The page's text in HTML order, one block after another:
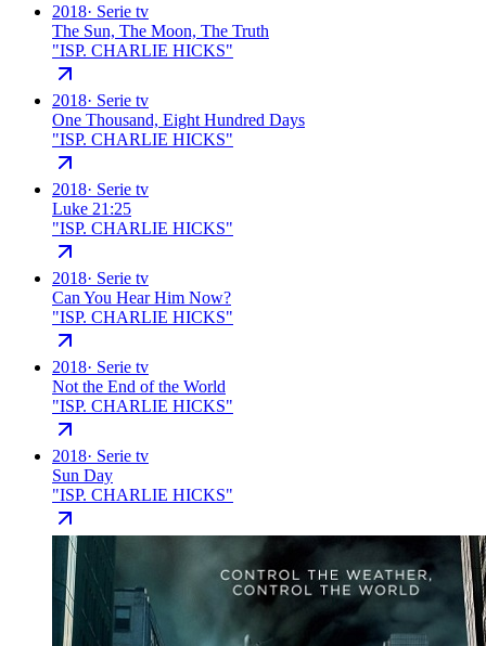
2018· Serie tv
The Sun, The Moon, The Truth
"ISP. CHARLIE HICKS"
2018· Serie tv
One Thousand, Eight Hundred Days
"ISP. CHARLIE HICKS"
2018· Serie tv
Luke 21:25
"ISP. CHARLIE HICKS"
2018· Serie tv
Can You Hear Him Now?
"ISP. CHARLIE HICKS"
2018· Serie tv
Not the End of the World
"ISP. CHARLIE HICKS"
2018· Serie tv
Sun Day
"ISP. CHARLIE HICKS"